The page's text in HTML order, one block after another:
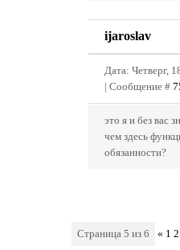
ijaroslav
Дата: Четверг,
| Сообщение #
это я и без вас
чем здесь
обязанности?
Страница 5 из 6 « 1 2